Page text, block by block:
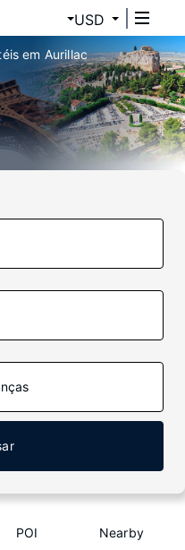
USD
em Aurillac
POI Nearby